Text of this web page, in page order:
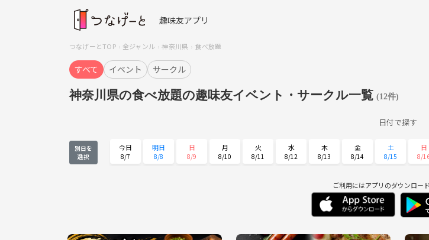
趣味友アプリ
つなげーとTOP 全ジャンル 神奈川県 食べ放題
すべて イベント サークル
神奈川県の食べ放題の趣味友イベント・サークル一覧 (12件)
日付で探す
別日を
選択
今日
8/7
明日
8/8
日
8/9
月
8/10
火
8/11
水
8/12
木
8/13
金
8/14
土
8/15
日
8/
9/1 9/2 9/3
ご利用にはアプリのダウンロー